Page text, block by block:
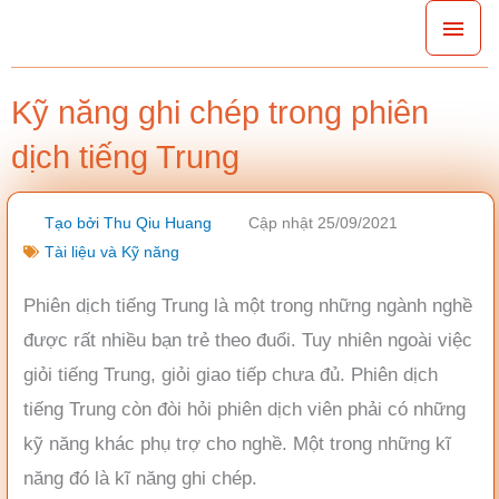
dung
Kỹ năng ghi chép trong phiên
dịch tiếng Trung
Tạo bởi Thu Qiu Huang
Cập nhật 25/09/2021
Tài liệu và Kỹ năng
Phiên dịch tiếng Trung là một trong những ngành nghề
được rất nhiều bạn trẻ theo đuổi. Tuy nhiên ngoài việc
giỏi tiếng Trung, giỏi giao tiếp chưa đủ. Phiên dịch
tiếng Trung còn đòi hỏi phiên dịch viên phải có những
kỹ năng khác phụ trợ cho nghề. Một trong những kĩ
năng đó là kĩ năng ghi chép.